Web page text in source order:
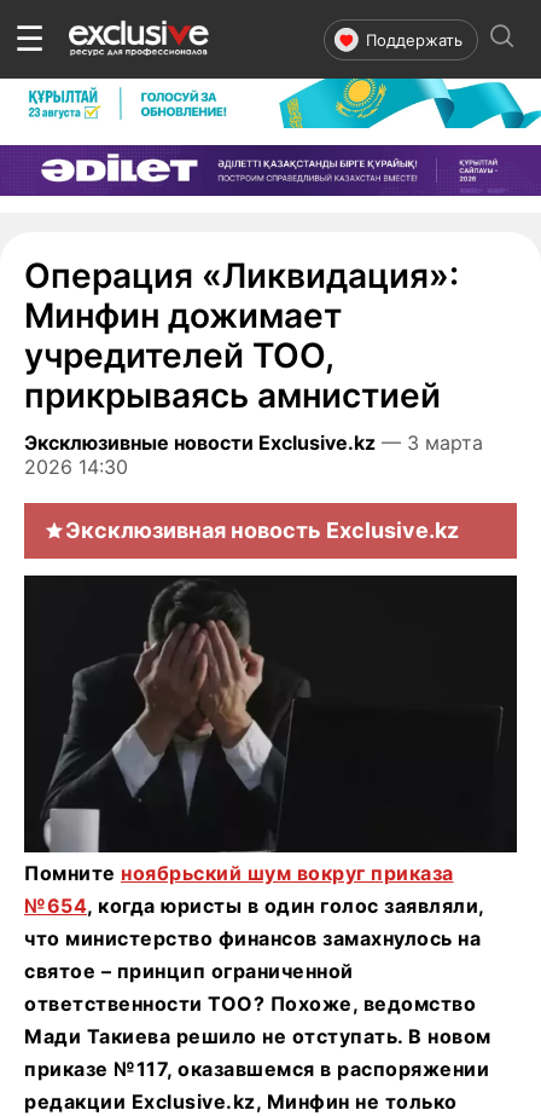
☰ Поддержать
Операция «Ликвидация»:
Минфин дожимает
учредителей ТОО,
прикрываясь амнистией
Эксклюзивные новости Exclusive.kz — 3 марта
2026 14:30
Эксклюзивная новость Exclusive.kz
Помните ноябрьский шум вокруг приказа
№654, когда юристы в один голос заявляли,
что министерство финансов замахнулось на
святое – принцип ограниченной
ответственности ТОО? Похоже, ведомство
Мади Такиева решило не отступать. В новом
приказе №117, оказавшемся в распоряжении
редакции Exclusive.kz, Минфин не только